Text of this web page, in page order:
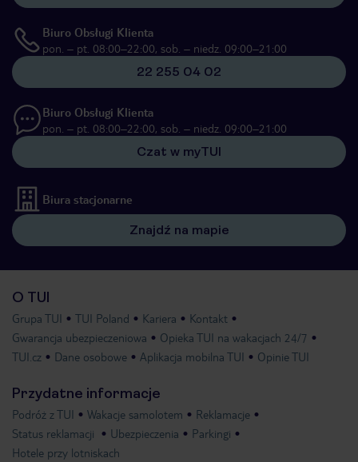
Biuro Obsługi Klienta
pon. – pt. 08:00–22:00, sob. – niedz. 09:00–21:00
22 255 04 02
Biuro Obsługi Klienta
pon. – pt. 08:00–22:00, sob. – niedz. 09:00–21:00
Czat w myTUI
Biura stacjonarne
Znajdź na mapie
O TUI
Grupa TUI TUI Poland Kariera
Kontakt
Gwarancja ubezpieczeniowa
Opieka TUI na wakacjach 24/7
TUI.cz
Dane osobowe Aplikacja mobilna TUI Opinie TUI
Przydatne informacje
Podróż z TUI Wakacje samolotem
Reklamacje
Status reklamacji
Ubezpieczenia
Parkingi
Hotele przy lotniskach